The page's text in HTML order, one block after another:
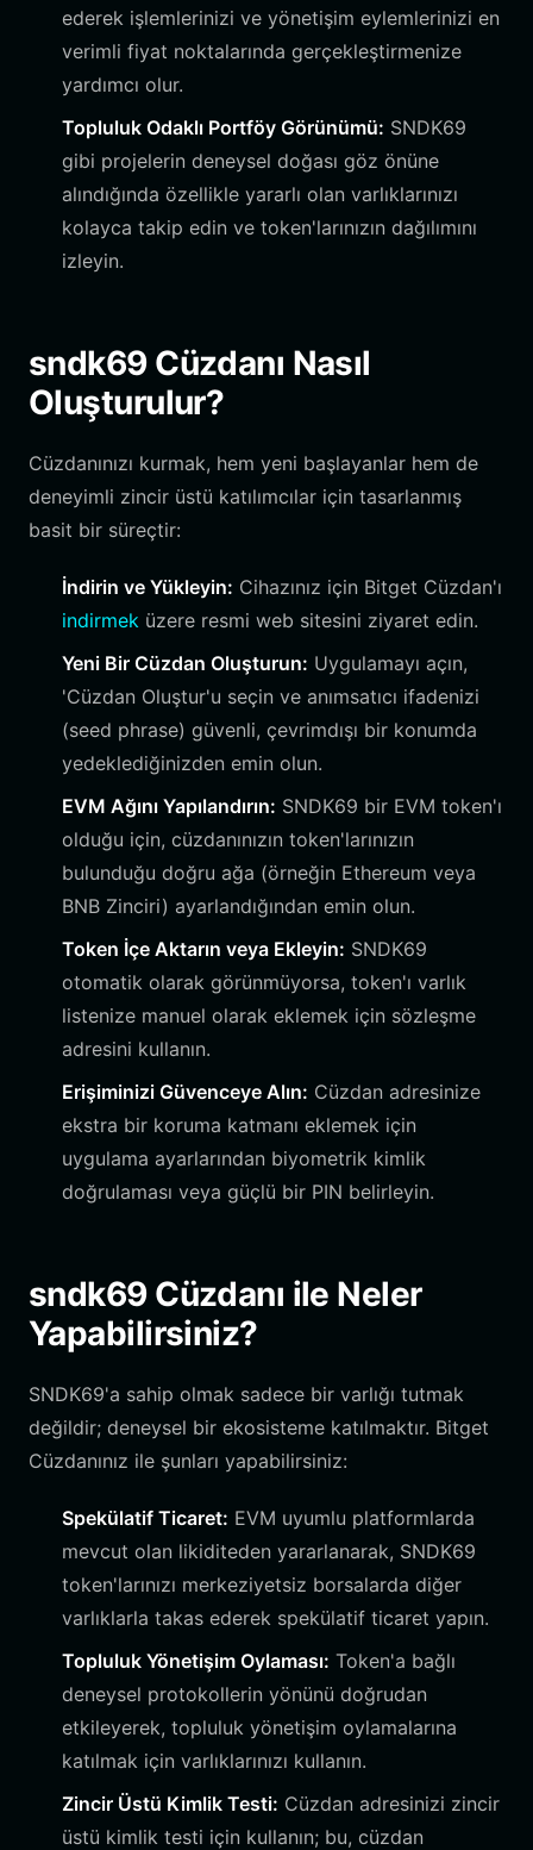
ederek işlemlerinizi ve yönetişim eylemlerinizi en
verimli fiyat noktalarında gerçekleştirmenize
yardımcı olur.
Topluluk Odaklı Portföy Görünümü: SNDK69
gibi projelerin deneysel doğası göz önüne
alındığında özellikle yararlı olan varlıklarınızı
kolayca takip edin ve token'larınızın dağılımını
izleyin.
sndk69 Cüzdanı Nasıl
Oluşturulur?
Cüzdanınızı kurmak, hem yeni başlayanlar hem de
deneyimli zincir üstü katılımcılar için tasarlanmış
basit bir süreçtir:
İndirin ve Yükleyin: Cihazınız için Bitget Cüzdan'ı
indirmek üzere resmi web sitesini ziyaret edin.
Yeni Bir Cüzdan Oluşturun: Uygulamayı açın,
'Cüzdan Oluştur'u seçin ve anımsatıcı ifadenizi
(seed phrase) güvenli, çevrimdışı bir konumda
yedeklediğinizden emin olun.
EVM Ağını Yapılandırın: SNDK69 bir EVM token'ı
olduğu için, cüzdanınızın token'larınızın
bulunduğu doğru ağa (örneğin Ethereum veya
BNB Zinciri) ayarlandığından emin olun.
Token İçe Aktarın veya Ekleyin: SNDK69
otomatik olarak görünmüyorsa, token'ı varlık
listenize manuel olarak eklemek için sözleşme
adresini kullanın.
Erişiminizi Güvenceye Alın: Cüzdan adresinize
ekstra bir koruma katmanı eklemek için
uygulama ayarlarından biyometrik kimlik
doğrulaması veya güçlü bir PIN belirleyin.
sndk69 Cüzdanı ile Neler
Yapabilirsiniz?
SNDK69'a sahip olmak sadece bir varlığı tutmak
değildir; deneysel bir ekosisteme katılmaktır. Bitget
Cüzdanınız ile şunları yapabilirsiniz:
Spekülatif Ticaret: EVM uyumlu platformlarda
mevcut olan likiditeden yararlanarak, SNDK69
token'larınızı merkeziyetsiz borsalarda diğer
varlıklarla takas ederek spekülatif ticaret yapın.
Topluluk Yönetişim Oylaması: Token'a bağlı
deneysel protokollerin yönünü doğrudan
etkileyerek, topluluk yönetişim oylamalarına
katılmak için varlıklarınızı kullanın.
Zincir Üstü Kimlik Testi: Cüzdan adresinizi zincir
üstü kimlik testi için kullanın; bu, cüzdan